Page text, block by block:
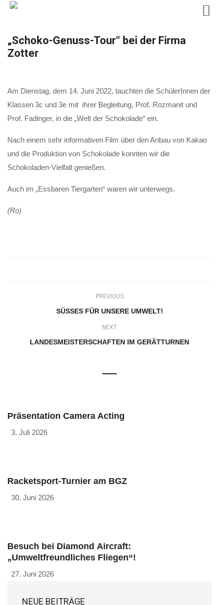
content
„Schoko-Genuss-Tour“ bei der Firma
Zotter
Am Dienstag, dem 14. Juni 2022, tauchten die SchülerInnen der
Klassen 3c und 3e mit ihrer Begleitung, Prof. Rozmanit und
Prof. Fadinger, in die „Welt der Schokolade“ ein.
Nach einem sehr informativen Film über den Anbau von Kakao
und die Produktion von Schokolade konnten wir die
Schokoladen-Vielfalt genießen.
Auch im „Essbaren Tiergarten“ waren wir unterwegs.
(Ro)
PREVIOUS
SÜSSES FÜR UNSERE UMWELT!
NEXT
LANDESMEISTERSCHAFTEN IM GERÄTTURNEN
Präsentation Camera Acting
3. Juli 2026
Racketsport-Turnier am BGZ
30. Juni 2026
Besuch bei Diamond Aircraft:
„Umweltfreundliches Fliegen“!
27. Juni 2026
NEUE BEITRÄGE